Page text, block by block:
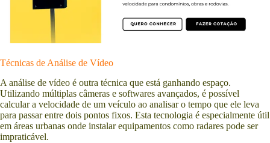
Técnicas de Análise de Vídeo
A análise de vídeo é outra técnica que está ganhando espaço.
Utilizando múltiplas câmeras e softwares avançados, é possível
calcular a velocidade de um veículo ao analisar o tempo que ele leva
para passar entre dois pontos fixos. Esta tecnologia é especialmente útil
em áreas urbanas onde instalar equipamentos como radares pode ser
impraticável.